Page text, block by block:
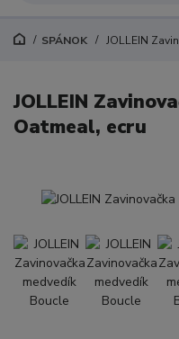
SPÁNOK JOLLEIN
JOLLEIN
Oatmeal, ecru